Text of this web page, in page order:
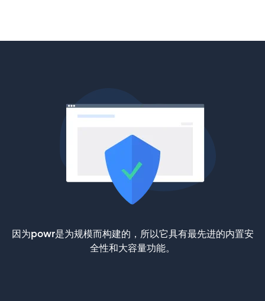
因为powr是为规模而构建的，所以它具有最先进的内置安
全性和大容量功能。